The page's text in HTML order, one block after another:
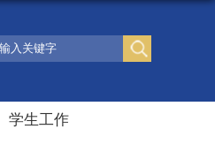
学生工作